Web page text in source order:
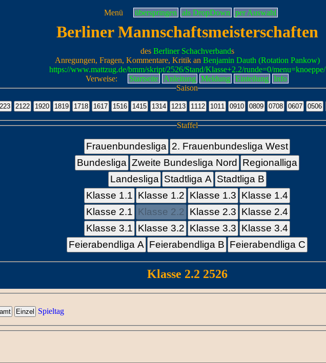
Menü überspringen als DropDown per Auswahl
Berliner Mannschaftsmeisterschaften
des Berliner Schachverbands
Anregungen, Fragen, Kommentare, Kritik an Benjamin Dauth (Rotation Pankow)
https://www.mattzug.de/bmm/skript/2526/Stand/Klasse+2.2/runde=0/menu=knoeppe/
Verweise:
Startseite Anleitung Meldung Einteilung
Info
Saison
Staffel
Frauenbundesliga 2. Frauenbundesliga West
Bundesliga Zweite Bundesliga Nord
Regionalliga
Landesliga Stadtliga A Stadtliga B
Klasse 1.1 Klasse 1.2 Klasse 1.3 Klasse 1.4
Klasse 2.1
Klasse 2.2 Klasse 2.3 Klasse 2.4
Klasse 3.1 Klasse 3.2 Klasse 3.3 Klasse 3.4
Feierabendliga A Feierabendliga B Feierabendliga C
Klasse 2.2 2526
Spieltag